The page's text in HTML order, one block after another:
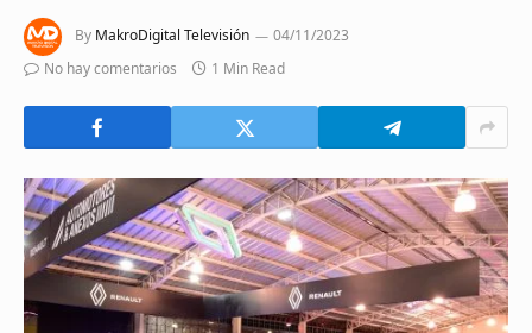
By MakroDigital Televisión
04/11/2023
No hay comentarios
1 Min Read